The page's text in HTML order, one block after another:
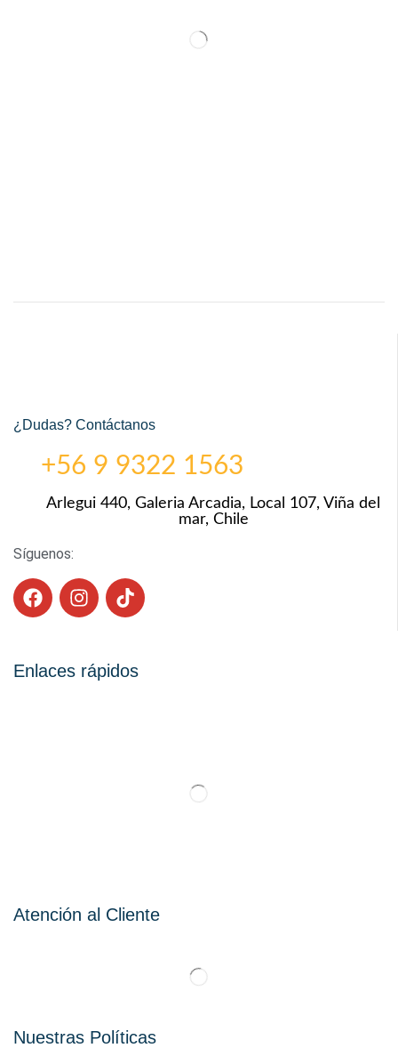
¿Dudas? Contáctanos
+56 9 9322 1563
Arlegui 440, Galeria Arcadia, Local 107, Viña del
mar, Chile
Síguenos:
Enlaces rápidos
Atención al Cliente
Nuestras Políticas